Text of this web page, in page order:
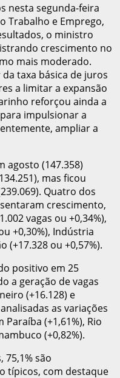
nesta segunda-feira
Trabalho e Emprego,
o ministro
crescimento no
mais moderado.
taxa básica de juros
a limitar a expansão
reforçou ainda a
impulsionar a
ampliar a
agosto (147.358)
mas ficou
Quatro dos
crescimento,
vagas ou +0,34%),
+0,30%), Indústria
(+17.328 ou +0,57%).
positivo em 25
a geração de vagas
(+16.128) e
as variações
(+1,61%), Rio
(+0,82%).
são
típicos, com destaque